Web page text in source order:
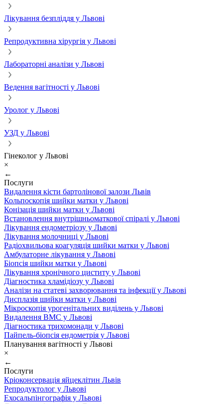
Лікування безпліддя у Львові
Репродуктивна хірургія у Львові
Лабораторні аналізи у Львові
Ведення вагітності у Львові
Уролог у Львові
УЗД у Львові
Гінеколог у Львові
×
←
Послуги
Видалення кісти бартолінової залози Львів
Кольпоскопія шийки матки у Львові
Конізація шийки матки у Львові
Встановлення внутрішньоматкової спіралі у Львові
Лікування ендометріозу у Львові
Лікування молочниці у Львові
Радіохвильова коагуляція шийки матки у Львові
Амбулаторне лікування у Львові
Біопсія шийки матки у Львові
Лікування хронічного циститу у Львові
Діагностика хламідіозу у Львові
Аналізи на статеві захворювання та інфекції у Львові
Дисплазія шийки матки у Львові
Мікроскопія урогенітальних виділень у Львові
Видалення ВМС у Львові
Діагностика трихомонади у Львові
Пайпель-біопсія ендометрія у Львові
Планування вагітності у Львові
×
←
Послуги
Кріоконсервація яйцеклітин Львів
Репродуктолог у Львові
Ехосальпінгографія у Львові